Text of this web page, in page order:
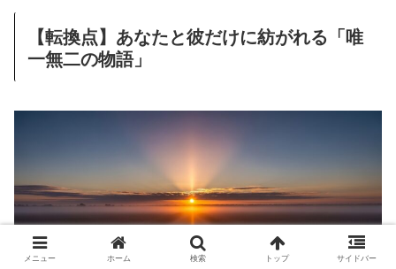
【転換点】あなたと彼だけに紡がれる「唯
一無二の物語」
メニュー ホーム 検索 トップ サイドバー